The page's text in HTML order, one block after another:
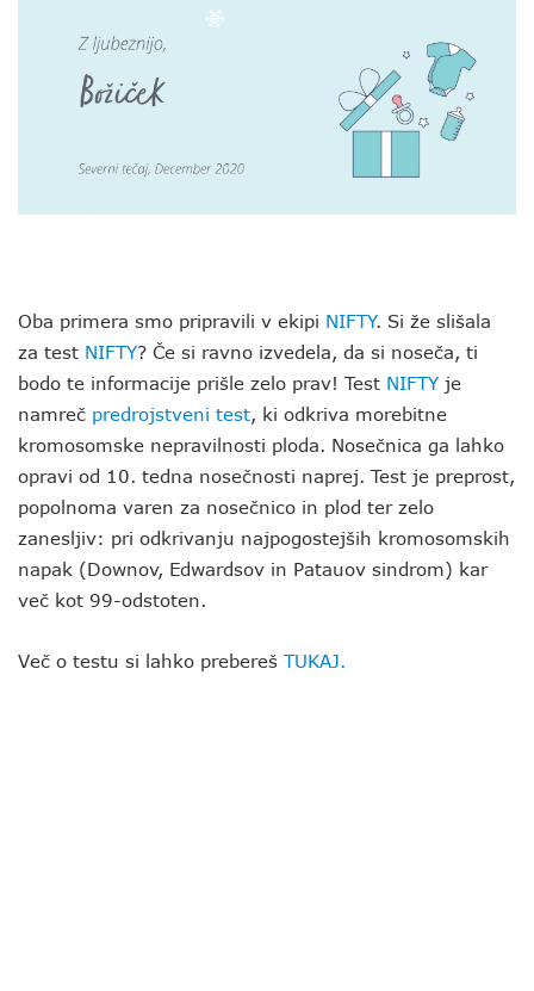
Oba primera smo pripravili v ekipi NIFTY. Si že slišala
za test NIFTY? Če si ravno izvedela, da si noseča, ti
bodo te informacije prišle zelo prav! Test NIFTY je
namreč predrojstveni test, ki odkriva morebitne
kromosomske nepravilnosti ploda. Nosečnica ga lahko
opravi od 10. tedna nosečnosti naprej. Test je preprost,
popolnoma varen za nosečnico in plod ter zelo
zanesljiv: pri odkrivanju najpogostejših kromosomskih
napak (Downov, Edwardsov in Patauov sindrom) kar
več kot 99-odstoten.
Več o testu si lahko prebereš TUKAJ.